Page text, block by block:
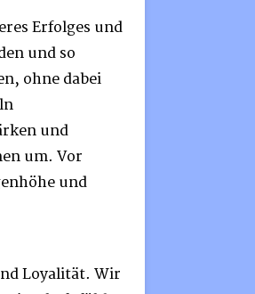
Erfolges und
und so
ohne dabei
und
um. Vor
und
Loyalität. Wir